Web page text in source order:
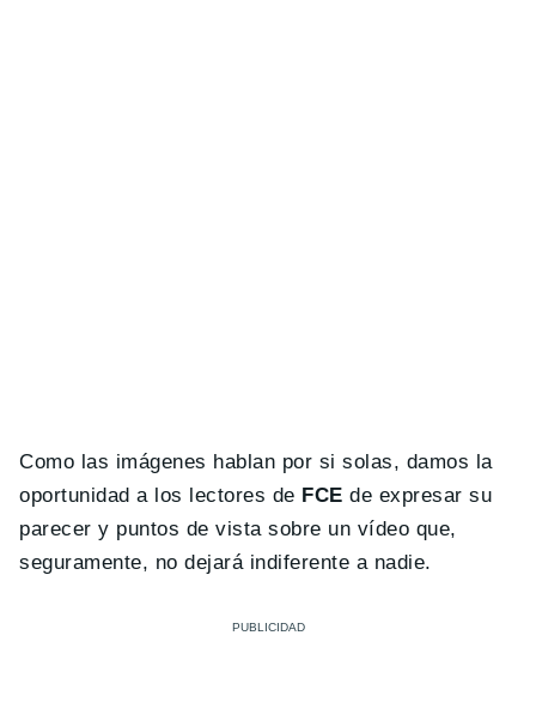
Como las imágenes hablan por si solas, damos la
oportunidad a los lectores de FCE de expresar su
parecer y puntos de vista sobre un vídeo que,
seguramente, no dejará indiferente a nadie.